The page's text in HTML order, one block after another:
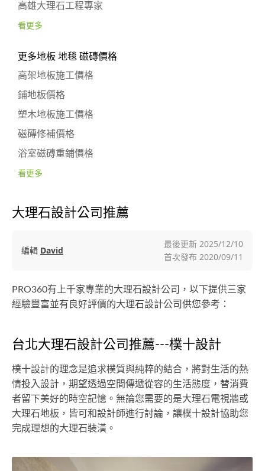
高雄大理石工程專家
看更多
更多地板 地毯 磁磚價格
高架地板施工價格
鋪地板價格
塑木地板施工價格
磁磚修補價格
浴室磁磚重鋪價格
看更多
大理石設計公司推薦
編輯 David
最後更新 2025/12/10
首次發布 2020/09/11
PRO360有上千家專業的大理石設計公司，以下提供三家
經驗豐富並有良好評價的大理石設計公司供您參考：
台北大理石設計公司推薦---樸十設計
樸十設計的理念是追求樸質與純粹的結合，將對生活的熱
情投入設計，期望透過空間傳遞從容的生活態度，替消費
者留下美好的時空記憶。無論您需要的是大理石電視牆或
大理石地板，皆可和設計師進行討論，讓樸十設計協助您
完成理想的大理石裝潢。